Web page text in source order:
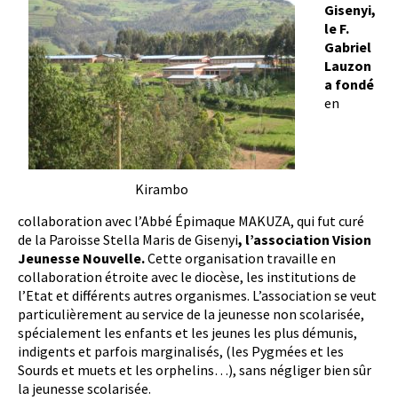
Kirambo
Gisenyi,
le F.
Gabriel
Lauzon
a fondé
en
collaboration avec l’Abbé Épimaque MAKUZA, qui fut curé
de la Paroisse Stella Maris de Gisenyi, l’association Vision
Jeunesse Nouvelle.Cette organisation travaille en
collaboration étroite avec le diocèse, les institutions de
l’Etat et différents autres organismes. L’association se veut
particulièrement au service de la jeunesse non scolarisée,
spécialement les enfants et les jeunes les plus démunis,
indigents et parfois marginalisés, (les Pygmées et les
Sourds et muets et les orphelins…), sans négliger bien sûr
la jeunesse scolarisée.